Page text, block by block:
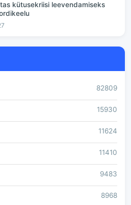
kütusekriisi leevendamiseks
82809
15930
11624
11410
9483
8968